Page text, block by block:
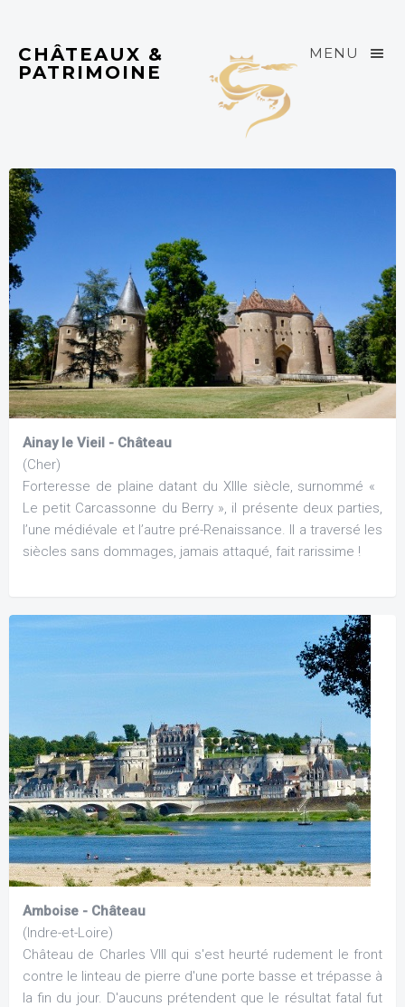
MENU
CHÂTEAUX &
PATRIMOINE
Ainay le Vieil - Château
(Cher)
Forteresse de plaine datant du XIIIe siècle, surnommé «
Le petit Carcassonne du Berry », il présente deux parties,
l’une médiévale et l’autre pré-Renaissance. Il a traversé les
siècles sans dommages, jamais attaqué, fait rarissime !
Amboise - Château
(Indre-et-Loire)
Château de Charles VIII qui s'est heurté rudement le front
contre le linteau de pierre d'une porte basse et trépasse à
la fin du jour. D'aucuns prétendent que le résultat fatal fut